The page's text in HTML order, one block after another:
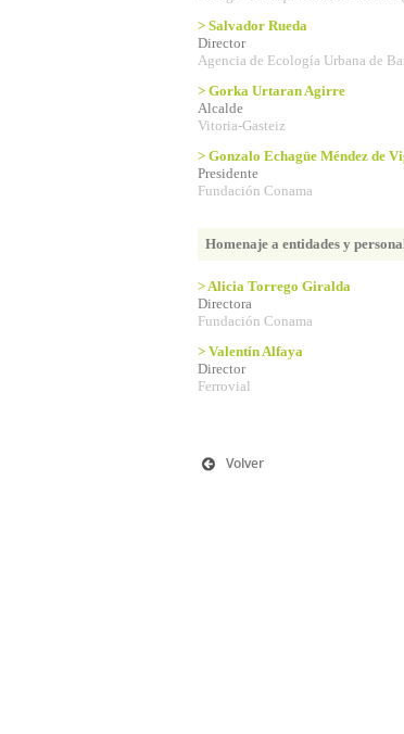
> Salvador Rueda
Director
Agencia de Ecología Urbana de
> Gorka Urtaran Agirre
Alcalde
Vitoria-Gasteiz
> Gonzalo Echagüe Méndez de
Presidente
Fundación Conama
Homenaje a entidades y
> Alicia Torrego Giralda
Directora
Fundación Conama
> Valentín Alfaya
Director
Ferrovial
Volver